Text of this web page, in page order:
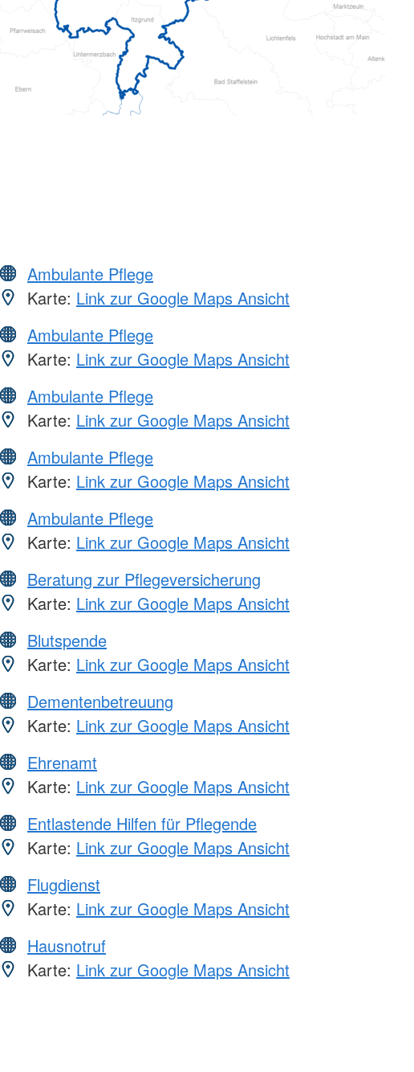
Ambulante Pflege
Karte: Link zur Google Maps Ansicht
Ambulante Pflege
Karte: Link zur Google Maps Ansicht
Ambulante Pflege
Karte: Link zur Google Maps Ansicht
Ambulante Pflege
Karte: Link zur Google Maps Ansicht
Ambulante Pflege
Karte: Link zur Google Maps Ansicht
Beratung zur Pflegeversicherung
Karte: Link zur Google Maps Ansicht
Blutspende
Karte: Link zur Google Maps Ansicht
Dementenbetreuung
Karte: Link zur Google Maps Ansicht
Ehrenamt
Karte: Link zur Google Maps Ansicht
Entlastende Hilfen für Pflegende
Karte: Link zur Google Maps Ansicht
Flugdienst
Karte: Link zur Google Maps Ansicht
Hausnotruf
Karte: Link zur Google Maps Ansicht